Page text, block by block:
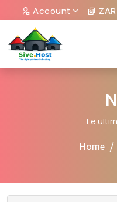
Account ZAR
Le
Home